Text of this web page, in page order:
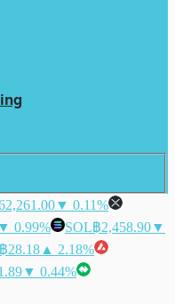
▼ 0.11%
▼ 0.99% SOL฿2,458.90▼
฿28.18 ▲ 2.18%
▼ 0.44%